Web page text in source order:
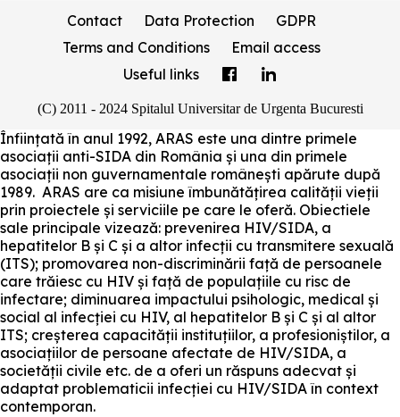
Contact Data Protection
GDPR
Terms and Conditions
Email access
Useful links
(C) 2011 - 2024 Spitalul Universitar de Urgenta Bucuresti
Înființată în anul 1992, ARAS este una dintre primele
asociații anti-SIDA din România și una din primele
asociații non guvernamentale românești apărute după
1989. ARAS are ca misiune îmbunătățirea calității vieții
prin proiectele și serviciile pe care le oferă. Obiectiele
sale principale vizează: prevenirea HIV/SIDA, a
hepatitelor B și C și a altor infecții cu transmitere sexuală
(ITS); promovarea non-discriminării față de persoanele
care trăiesc cu HIV și față de populațiile cu risc de
infectare; diminuarea impactului psihologic, medical și
social al infecției cu HIV, al hepatitelor B și C și al altor
ITS; creșterea capacității instituțiilor, a profesioniștilor, a
asociațiilor de persoane afectate de HIV/SIDA, a
societății civile etc. de a oferi un răspuns adecvat și
adaptat problematicii infecției cu HIV/SIDA în context
contemporan.